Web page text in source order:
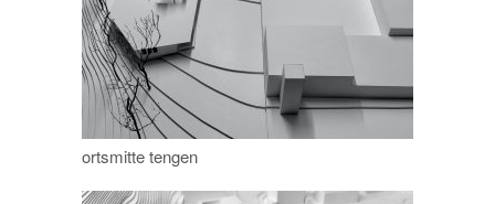
ortsmitte tengen